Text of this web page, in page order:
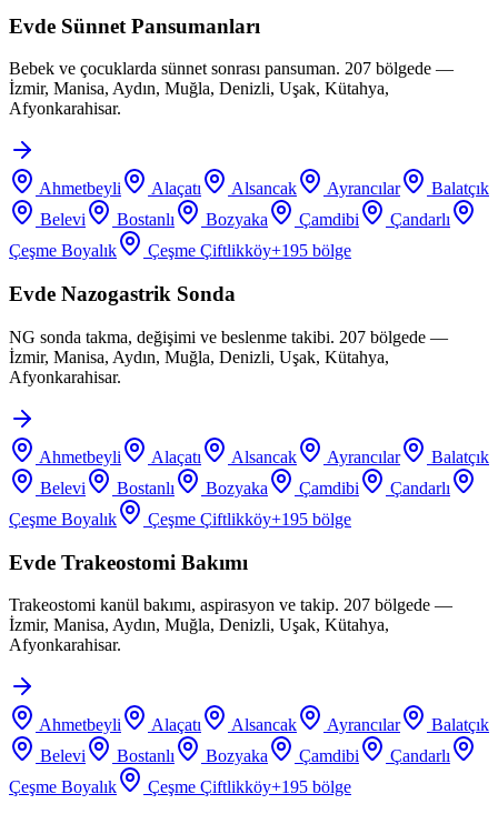
Evde Sünnet Pansumanları
Bebek ve çocuklarda sünnet sonrası pansuman. 207 bölgede —
İzmir, Manisa, Aydın, Muğla, Denizli, Uşak, Kütahya,
Afyonkarahisar.
Ahmetbeyli Alaçatı Alsancak Ayrancılar
Balatçık
Belevi
Bostanlı Bozyaka Çamdibi
Çandarlı
Çeşme Boyalık
Çeşme Çiftlikköy+195 bölge
Evde Nazogastrik Sonda
NG sonda takma, değişimi ve beslenme takibi. 207 bölgede —
İzmir, Manisa, Aydın, Muğla, Denizli, Uşak, Kütahya,
Afyonkarahisar.
Ahmetbeyli Alaçatı Alsancak Ayrancılar
Balatçık
Belevi
Bostanlı Bozyaka Çamdibi
Çandarlı
Çeşme Boyalık
Çeşme Çiftlikköy+195 bölge
Evde Trakeostomi Bakımı
Trakeostomi kanül bakımı, aspirasyon ve takip. 207 bölgede —
İzmir, Manisa, Aydın, Muğla, Denizli, Uşak, Kütahya,
Afyonkarahisar.
Ahmetbeyli Alaçatı Alsancak Ayrancılar
Balatçık
Belevi
Bostanlı Bozyaka Çamdibi
Çandarlı
Çeşme Boyalık
Çeşme Çiftlikköy+195 bölge